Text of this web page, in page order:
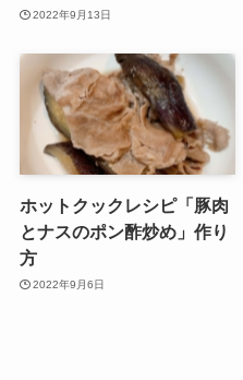
2022年9月13日
ホットクックレシピ「豚肉
とナスのポン酢炒め」作り
方
2022年9月6日